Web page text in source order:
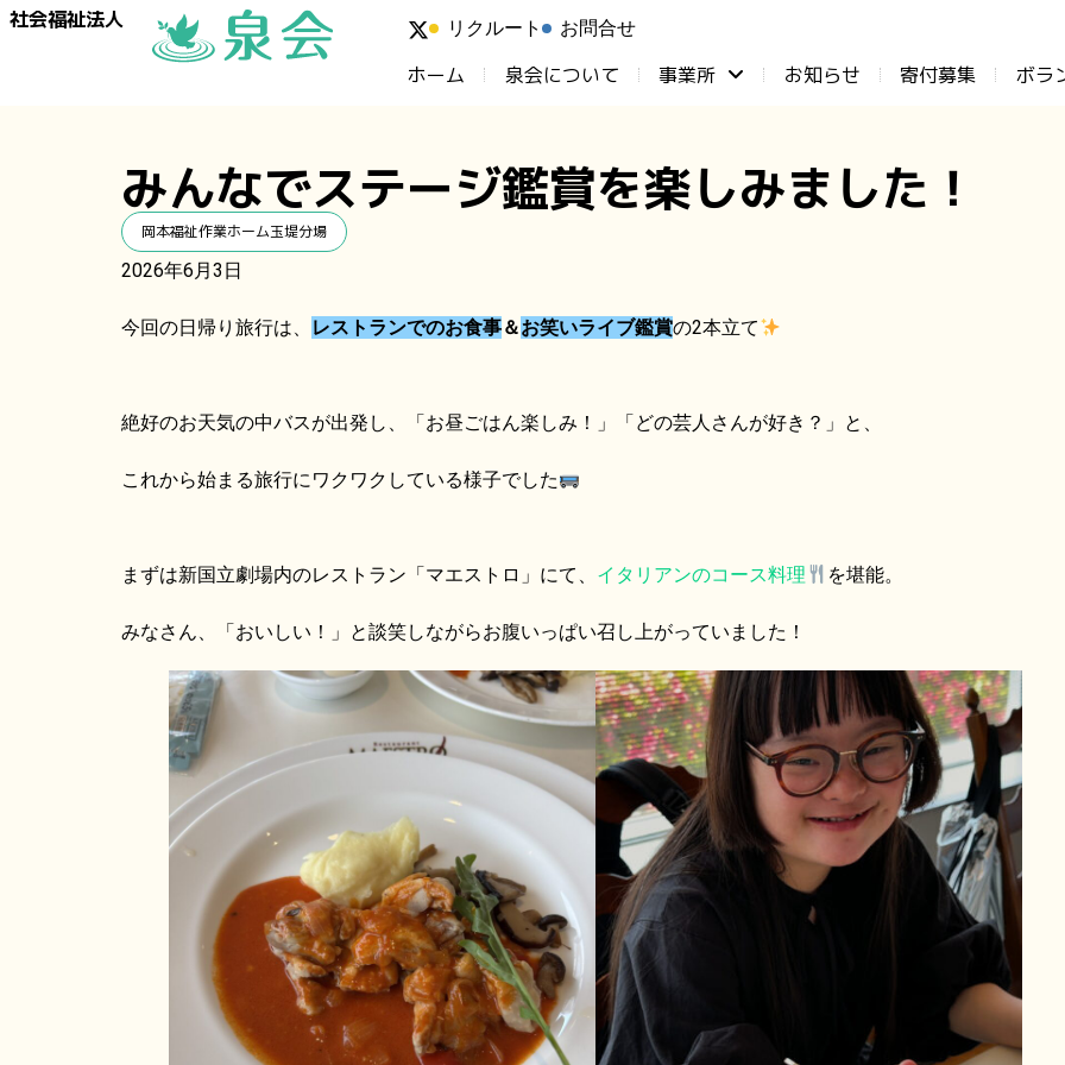
社会福祉法人 リクルート お問合せ
ホーム 泉会について 事業所 お知らせ ⁨寄付募集 ボラ
みんなでステージ鑑賞を楽しみました！
岡本福祉作業ホーム玉堤分場
2026年6月3日
今回の日帰り旅行は、 レストランでのお食事＆お笑いライブ鑑賞の2本立て
絶好のお天気の中バスが出発し、「お昼ごはん楽しみ！」「どの芸人さんが好き？」と、
これから始まる旅行にワクワクしている様子でした
まずは新国立劇場内のレストラン「マエストロ」にて、 イタリアンのコース料理 を堪能。
みなさん、「おいしい！」と談笑しながらお腹いっぱい召し上がっていました！